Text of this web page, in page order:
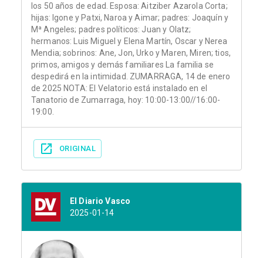
los 50 años de edad. Esposa: Aitziber Azarola Corta;
hijas: Igone y Patxi, Naroa y Aimar; padres: Joaquín y
Mª Angeles; padres políticos: Juan y Olatz;
hermanos: Luis Miguel y Elena Martín, Oscar y Nerea
Mendia; sobrinos: Ane, Jon, Urko y Maren, Miren; tios,
primos, amigos y demás familiares La familia se
despedirá en la intimidad. ZUMARRAGA, 14 de enero
de 2025 NOTA: El Velatorio está instalado en el
Tanatorio de Zumarraga, hoy: 10:00-13:00//16:00-
19:00.
ORIGINAL
El Diario Vasco
2025-01-14